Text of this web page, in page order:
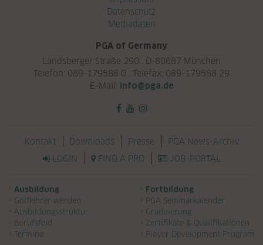
Datenschutz
Mediadaten
PGA of Germany
Landsberger Straße 290 . D-80687 München
Telefon: 089-179588 0 . Telefax: 089-179588 29
E-Mail: info@pga.de
Navigation überspringen
Kontakt Downloads Presse
PGA News-Archiv
LOGIN
FIND A PRO JOB-PORTAL
Navigation überspringen
Ausbildung
Golflehrer werden
Ausbildungsstruktur
Berufsfeld
Termine
Fortbildung
PGA Seminarkalender
Graduierung
Zertifikate & Qualifikationen
Player Development Program